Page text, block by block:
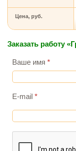
Цена, руб.
Заказать работу
Ваше имя *
E-mail *